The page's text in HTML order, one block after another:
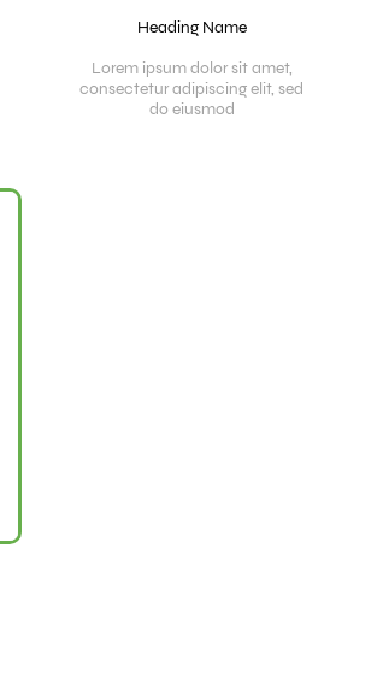
Heading Name
Lorem ipsum dolor sit amet,
consectetur adipiscing elit, sed
do eiusmod